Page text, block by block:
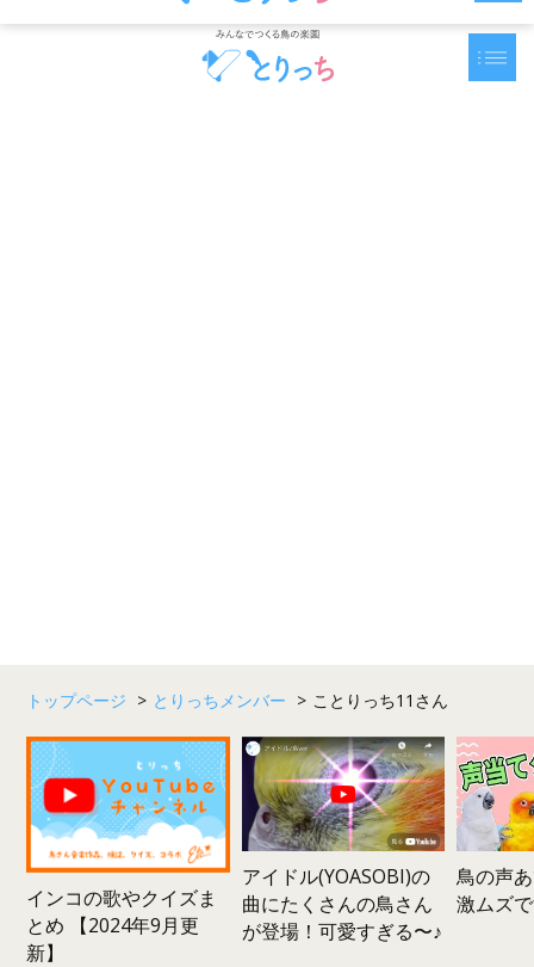
トップページ > とりっちメンバー > ことりっち11さん
インコの歌やクイズま
とめ 【2024年9月更
新】
アイドル(YOASOBI)の
曲にたくさんの鳥さん
が登場！可愛すぎる〜♪
鳥の声
激ムズ